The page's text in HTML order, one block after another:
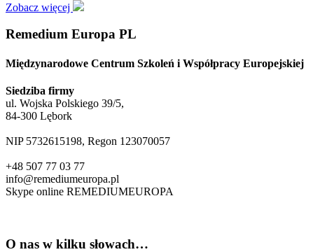
Zobacz więcej
Remedium Europa PL
Międzynarodowe Centrum Szkoleń i Współpracy Europejskiej
Siedziba firmy
ul. Wojska Polskiego 39/5,
84-300 Lębork
NIP 5732615198, Regon 123070057
+48 507 77 03 77
info@remediumeuropa.pl
Skype online REMEDIUMEUROPA
O nas w kilku słowach…